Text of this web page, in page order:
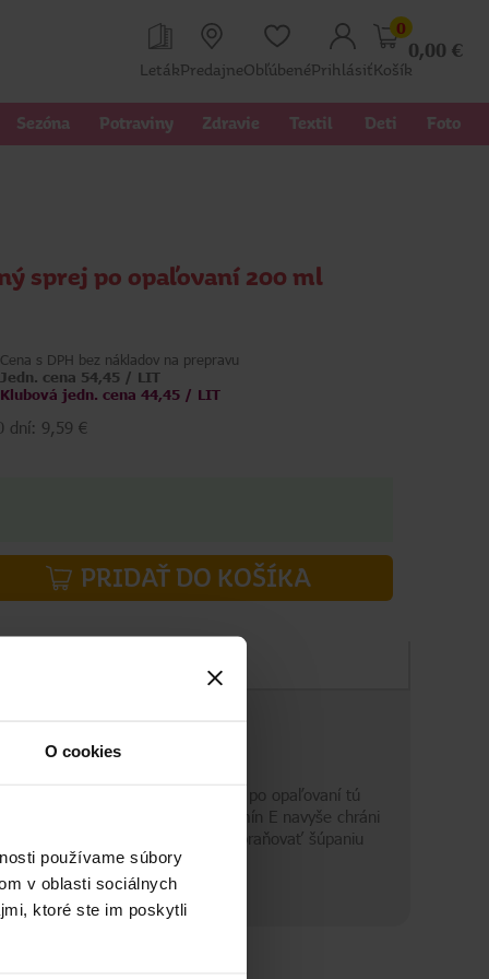
O cookies
používame súbory
v oblasti sociálnych
ktoré ste im poskytli
LetákPredajneObľúbenéPrihlásiť
0
0,00 €
Košík
Sezóna Potraviny Zdravie Textil Deti Foto
sprej po opaľovaní 200 ml
Cena s DPH bez nákladov na prepravu
Jedn. cena 54,45 / LIT
Klubová jedn. cena 44,45 / LIT
dní: 9,59 €
PRIDAŤ DO KOŠÍKA
Rozmaznávajte ju a dožičte jej po opaľovaní tú
chladí ju a upokojuje. Vitamín E navyše chráni
sa ľahko rozotiera, pomáha zabraňovať šúpaniu
Zloženie